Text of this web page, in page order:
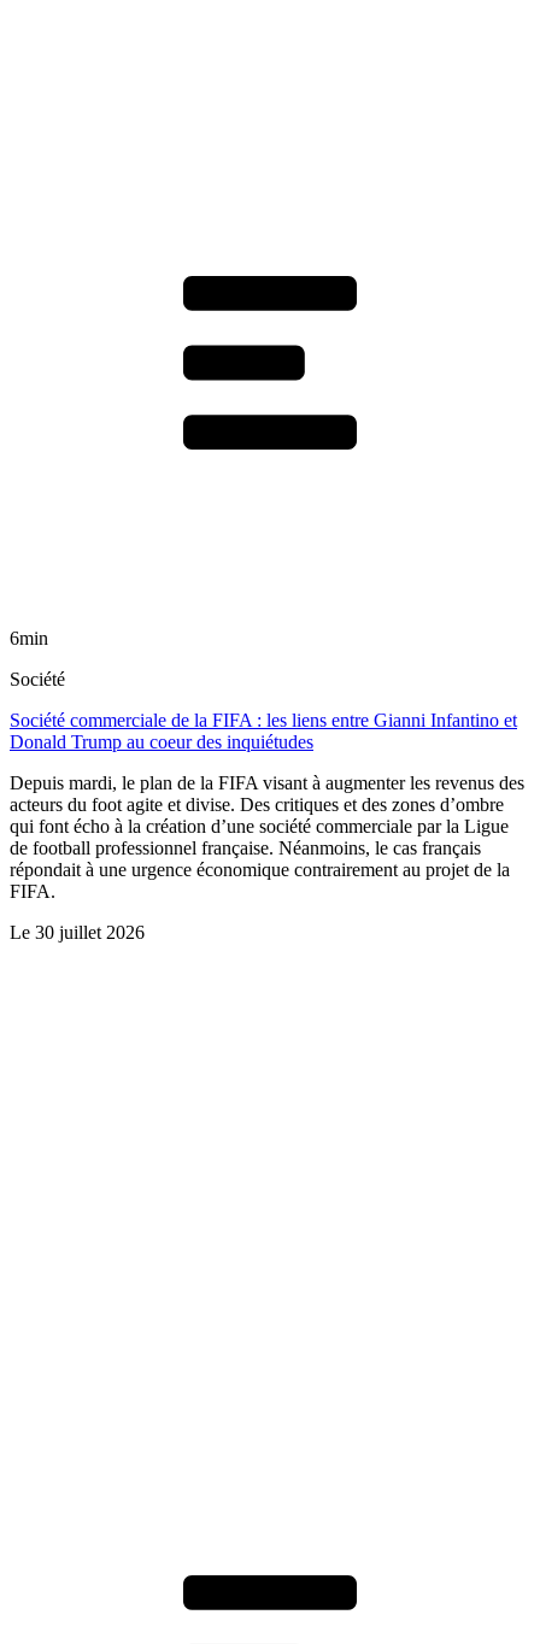
6min
Société
Société commerciale de la FIFA : les liens entre Gianni Infantino et
Donald Trump au coeur des inquiétudes
Depuis mardi, le plan de la FIFA visant à augmenter les revenus des
acteurs du foot agite et divise. Des critiques et des zones d’ombre
qui font écho à la création d’une société commerciale par la Ligue
de football professionnel française. Néanmoins, le cas français
répondait à une urgence économique contrairement au projet de la
FIFA.
Le 30 juillet 2026